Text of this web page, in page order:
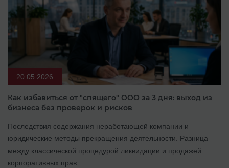
20.05.2026
Как избавиться от "спящего" ООО за 3 дня: выход из
бизнеса без проверок и рисков
Последствия содержания неработающей компании и
юридические методы прекращения деятельности. Разница
между классической процедурой ликвидации и продажей
корпоративных прав.